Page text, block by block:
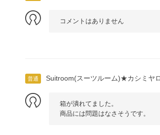
コメントはありません
普通 Suitroom(スーツルーム)★カシミヤ
箱が潰れてました。
商品には問題はなさそうです。